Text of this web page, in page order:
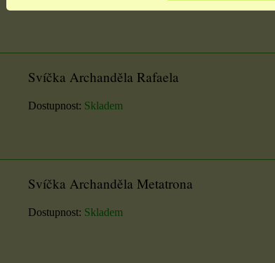
Svíčka Archanděla Rafaela
Dostupnost: Skladem
Svíčka Archanděla Metatrona
Dostupnost: Skladem